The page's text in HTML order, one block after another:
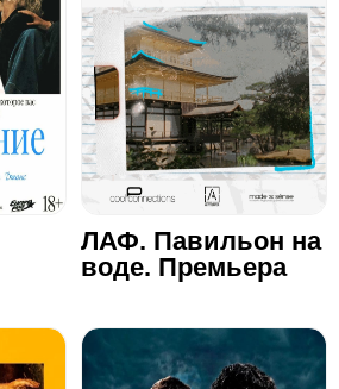
ЛАФ. Павильон на
воде. Премьера